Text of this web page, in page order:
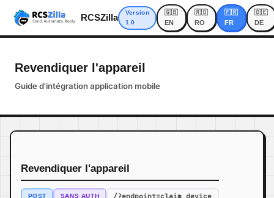
RCSZilla
Version
1.0
🇬🇧
EN
🇷🇴
RO
🇫🇷
FR
🇩🇪
DE
Revendiquer l'appareil
Guide d'intégration application mobile
Revendiquer l'appareil
POST SANS AUTH /?endpoint=claim_device